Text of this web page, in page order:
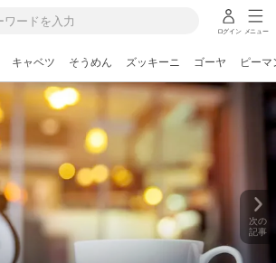
ログイン メニュー
キャベツ そうめん ズッキーニ ゴーヤ ピーマ
次の
記事